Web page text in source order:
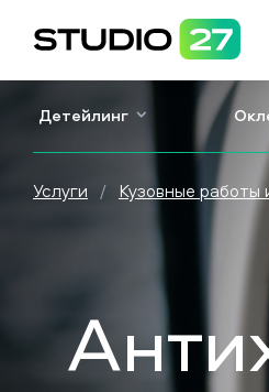
Детейлинг
Услуги / Кузовные работы